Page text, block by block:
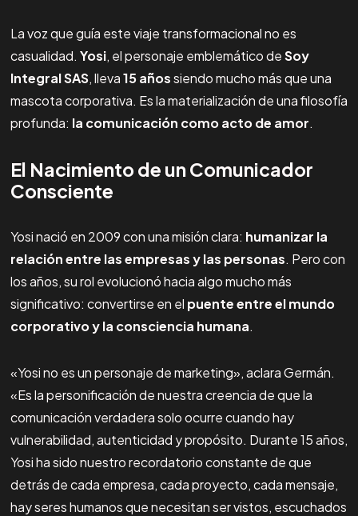
La voz que guía este viaje transformacional no es
casualidad. Yosi, el personaje emblemático deSoy
Integral SAS, lleva15 añossiendo mucho más que una
mascota corporativa. Es la materialización de una filosofía
profunda: la comunicación como acto de amor.
El Nacimiento de un Comunicador
Consciente
Yosi nació en 2009 con una misión clara: humanizar la
relación entre las empresas y las personas. Pero con
los años, su rol evolucionó hacia algo mucho más
significativo: convertirse en el puente entre el mundo
corporativo y la consciencia humana.
«Yosi no es un personaje de marketing», aclara Germán.
«Es la personificación de nuestra creencia de que la
comunicación verdadera solo ocurre cuando hay
vulnerabilidad, autenticidad y propósito. Durante 15 años,
Yosi ha sido nuestro recordatorio constante de que
detrás de cada empresa, cada proyecto, cada mensaje,
hay seres humanos que necesitan ser vistos, escuchados